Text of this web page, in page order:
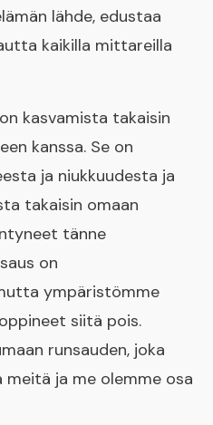
lähde, edustaa
kaikilla mittareilla
kasvamista takaisin
kanssa. Se on
ja niukkuudesta ja
takaisin omaan
tänne
on
ympäristömme
siitä pois.
runsauden, joka
meitä ja me olemme osa